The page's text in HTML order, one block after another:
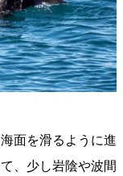
面を滑るように進
、少し岩陰や波間